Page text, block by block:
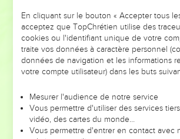
Oui, ainsi parle le Seigneur, l’Éternel :
contre Jérusalem mes quatre châtiments
famine, les bêtes féroces et la peste, pour
hommes et bêtes, voici qu’il y restera des
Voici qu’ils arriveront auprès de vous :
conduite et leurs actions, et vous vous
malheur que je fais venir sur Jérusalem,
En cliquant sur le bouton « Accepter tous
acceptez que TopChrétien utilise des
cookies ou l'identifiant unique de votre
traite vos données à caractère personnel
données de navigation et les informations
votre compte utilisateur) dans les buts
Mesurer l'audience de notre service
Vous permettre d'utiliser des services
vidéo, des cartes du monde…
Vous permettre d'entrer en contact avec